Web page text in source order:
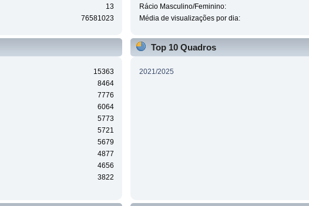
13
76581023
Rácio Masculino/Feminino:
Média de visualizações por dia:
15363
8464
7776
6064
5773
5721
5679
4877
4656
3822
Top 10 Quadros
2021/2025